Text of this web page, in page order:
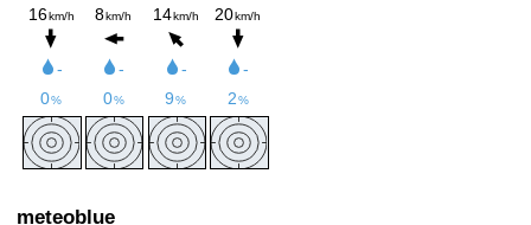
meteoblue